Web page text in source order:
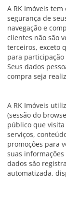
A RK Imóveis
segurança de
navegação e
clientes não são
terceiros, exceto
para
Seus dados
compra seja
A RK Imóveis
(sessão do
público que
serviços,
promoções para
suas
dados são
automatizada,